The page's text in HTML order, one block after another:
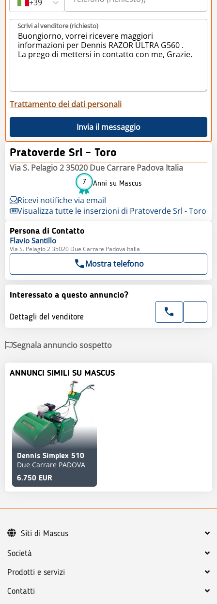
+39
Scrivi al venditore (richiesto)
Trattamento dei dati personali
Invia il messaggio
Pratoverde Srl - Toro
Via S. Pelagio 2 35020 Due Carrare Padova Italia
7 Anni su Mascus
Ricevi notifiche via email
Visualizza tutte le inserzioni di Pratoverde Srl - Toro
Persona di Contatto
Flavio Santillo
Via S. Pelagio 2 35020 Due Carrare Padova Italia
Mostra telefono
Interessato a questo annuncio?
Dettagli del venditore
Segnala annuncio sospetto
ANNUNCI SIMILI SU MASCUS
Dennis Simplex 510
Due Carrare PADOVA
6.750 EUR
Società
Prodotti e servizi
Contatti
Siti di Mascus